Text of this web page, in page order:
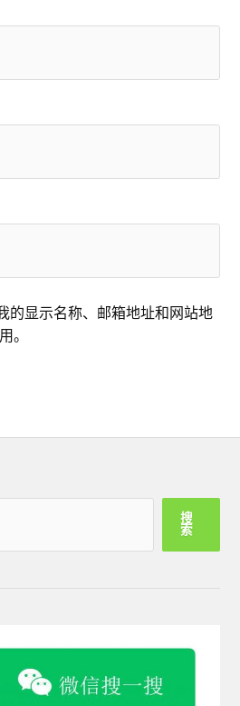
的显示名称、邮箱地址和网站地
。
搜
索